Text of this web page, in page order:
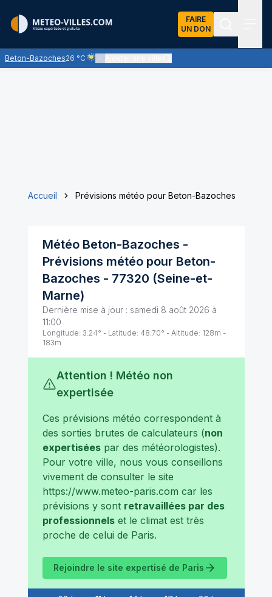
FAIRE
UN DON
Beton-Bazoches26 °C
Ciel voilé par des nuages d'altitude, ternissant plus
Accueil Prévisions météo pour Beton-Bazoches
Météo Beton-Bazoches -
Prévisions météo pour Beton-
Bazoches - 77320 (Seine-et-
Marne)
Dernière mise à jour : samedi 8 août 2026 à
11:00
Longitude: 3.24° - Latitude: 48.70° - Altitude: 128m -
183m
Attention ! Météo non
expertisée
Ces prévisions météo correspondent à
des sorties brutes de calculateurs (non
expertiséespar des météorologistes).
Pour votre ville, nous vous conseillons
vivement de consulter le site
https://www.meteo-paris.com car les
prévisions y sont retravaillées par des
professionnelset le climat est très
proche de celui de Paris.
Rejoindre le site expertisé de Paris